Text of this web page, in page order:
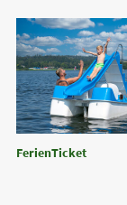
FerienTicket